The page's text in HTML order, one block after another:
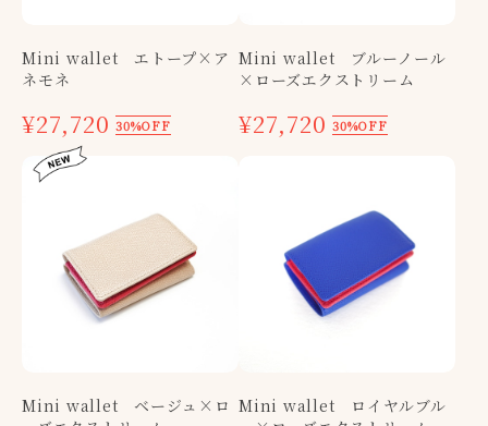
Mini wallet エトープ×ア
ネモネ
¥27,720 30%OFF
Mini wallet ブルーノール
×ローズエクストリーム
¥27,720 30%OFF
Mini wallet ベージュ×ロ Mini wallet ロイヤルブル